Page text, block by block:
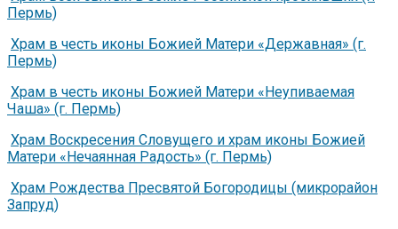
Пермь)
Храм в честь иконы Божией Матери «Державная» (г.
Пермь)
Храм в честь иконы Божией Матери «Неупиваемая
Чаша» (г. Пермь)
Храм Воскресения Словущего и храм иконы Божией
Матери «Нечаянная Радость» (г. Пермь)
Храм Рождества Пресвятой Богородицы (микрорайон
Запруд)